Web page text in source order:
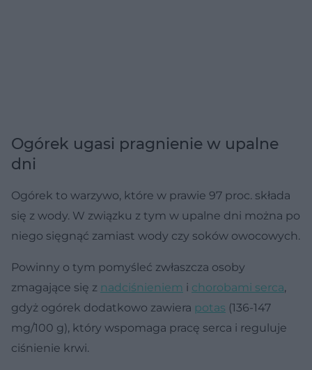
Ogórek ugasi pragnienie w upalne
dni
Ogórek to warzywo, które w prawie 97 proc. składa
się z wody. W związku z tym w upalne dni można po
niego sięgnąć zamiast wody czy soków owocowych.
Powinny o tym pomyśleć zwłaszcza osoby
zmagające się z nadciśnieniem i chorobami serca,
gdyż ogórek dodatkowo zawiera potas (136-147
mg/100 g), który wspomaga pracę serca i reguluje
ciśnienie krwi.